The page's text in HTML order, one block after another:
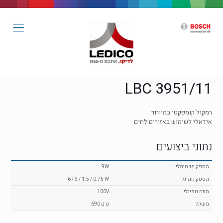
LBC 3951/11
רמקול קומפקטי במיוחד
אידאלי לשימוש באזורים לחים
נתוני ביצועים
9W
הספק מקסימלי
6 / 3 / 1.5 / 0.75 W
הספק נומינלי
100V
מתח נומינלי
690 גרם
משקל